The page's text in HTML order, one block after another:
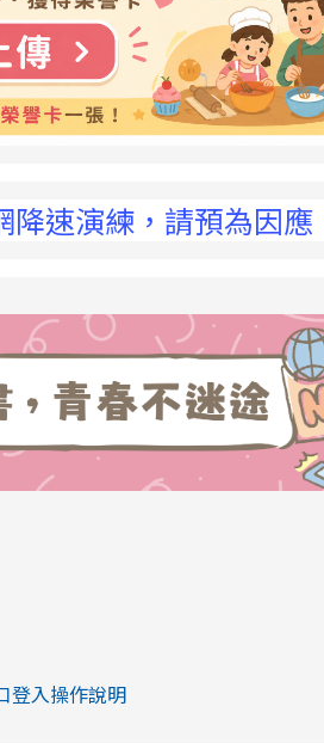
，請預為因應，詳洽
link to https://eliteracy.edu.tw/
Shorts/
登入操作說明
link to https://eliteracy.edu.tw/